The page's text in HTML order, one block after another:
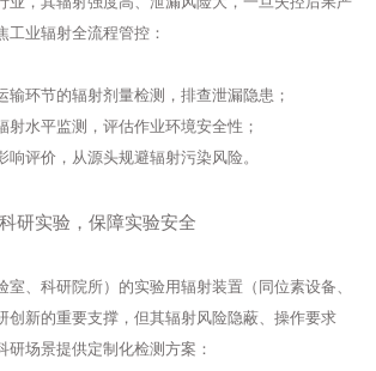
工业辐射全流程管控：
输环节的辐射剂量检测，排查泄漏隐患；
射水平监测，评估作业环境安全性；
评价，从源头规避辐射污染风险。
研实验，保障实验安全
室、科研院所）的实验用辐射装置（同位素设备、
创新的重要支撑，但其辐射风险隐蔽、操作要求
研场景提供定制化检测方案：